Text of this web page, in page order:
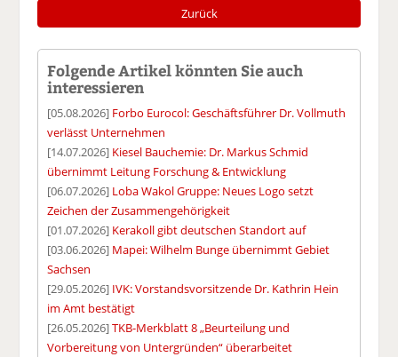
Zurück
Folgende Artikel könnten Sie auch
interessieren
[05.08.2026] Forbo Eurocol: Geschäftsführer Dr. Vollmuth
verlässt Unternehmen
[14.07.2026] Kiesel Bauchemie: Dr. Markus Schmid
übernimmt Leitung Forschung & Entwicklung
[06.07.2026] Loba Wakol Gruppe: Neues Logo setzt
Zeichen der Zusammengehörigkeit
[01.07.2026] Kerakoll gibt deutschen Standort auf
[03.06.2026] Mapei: Wilhelm Bunge übernimmt Gebiet
Sachsen
[29.05.2026] IVK: Vorstandsvorsitzende Dr. Kathrin Hein
im Amt bestätigt
[26.05.2026]TKB-Merkblatt 8 „Beurteilung und
Vorbereitung von Untergründen“ überarbeitet